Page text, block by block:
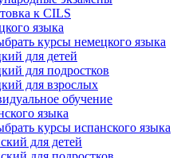
к CILS
языка
курсы немецкого языка
для детей
для подростков
для взрослых
обучение
языка
курсы испанского языка
для детей